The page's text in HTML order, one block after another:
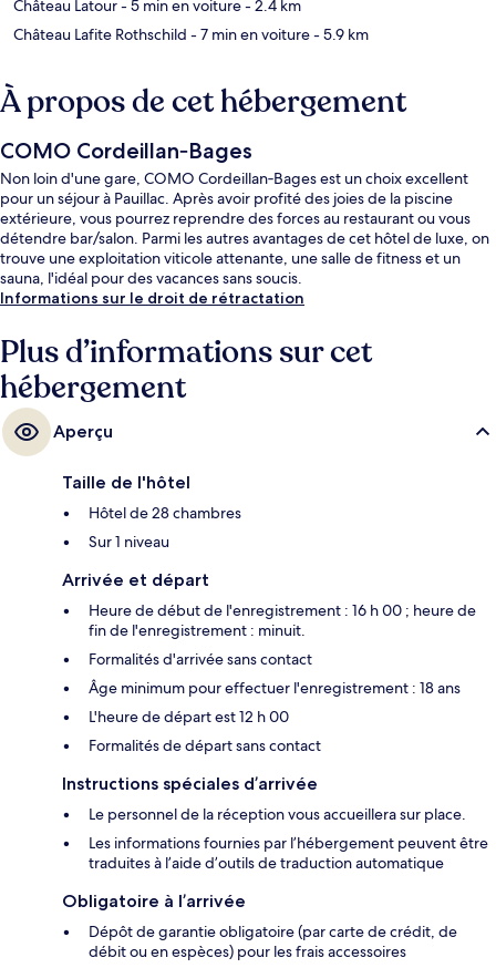
Château Latour- 5 min en voiture- 2.4 km
Château Lafite Rothschild - 7 min en voiture- 5.9 km
À propos de cet hébergement
COMO Cordeillan‑Bages
Non loin d'une gare, COMO Cordeillan‑Bages est un choix excellent
pour un séjour à Pauillac. Après avoir profité des joies de la piscine
extérieure, vous pourrez reprendre des forces au restaurant ou vous
détendre bar/salon. Parmi les autres avantages de cet hôtel de luxe, on
trouve une exploitation viticole attenante, une salle de fitness et un
sauna, l'idéal pour des vacances sans soucis.
Informations sur le droit de rétractation
Plus d’informations sur cet
hébergement
Aperçu
Taille de l'hôtel
Hôtel de 28 chambres
Sur 1 niveau
Arrivée et départ
Heure de début de l'enregistrement : 16 h 00 ; heure de
fin de l'enregistrement : minuit.
Formalités d'arrivée sans contact
Âge minimum pour effectuer l'enregistrement : 18 ans
L'heure de départ est 12 h 00
Formalités de départ sans contact
Instructions spéciales d’arrivée
Le personnel de la réception vous accueillera sur place.
Les informations fournies par l’hébergement peuvent être
traduites à l’aide d’outils de traduction automatique
Obligatoire à l’arrivée
Dépôt de garantie obligatoire (par carte de crédit, de
débit ou en espèces) pour les frais accessoires